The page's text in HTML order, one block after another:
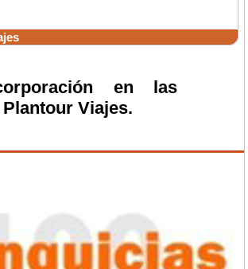
en las
Viajes.